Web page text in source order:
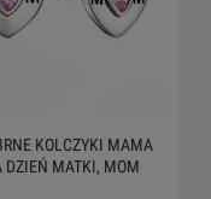
KOLCZYKI MAMA
DZIEŃ MATKI, MOM